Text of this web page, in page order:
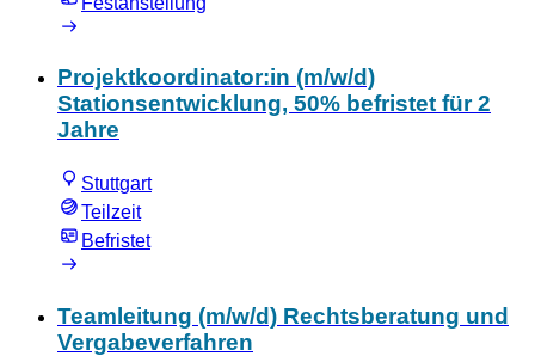
Projektkoordinator:in (m/w/d)
Stationsentwicklung, 50% befristet für 2
Jahre
Stuttgart
Teilzeit
Befristet
Teamleitung (m/w/d) Rechtsberatung und
Vergabeverfahren